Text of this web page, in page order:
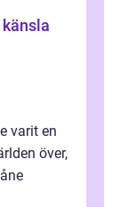
varit en
över,